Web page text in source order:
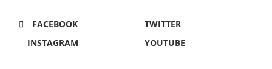
FACEBOOK
TWITTER
INSTAGRAM
YOUTUBE